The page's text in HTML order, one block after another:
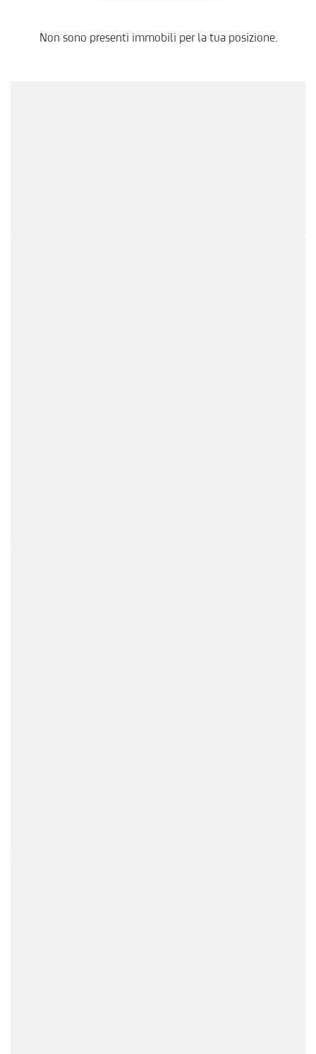
Non sono presenti immobili per la tua posizione.